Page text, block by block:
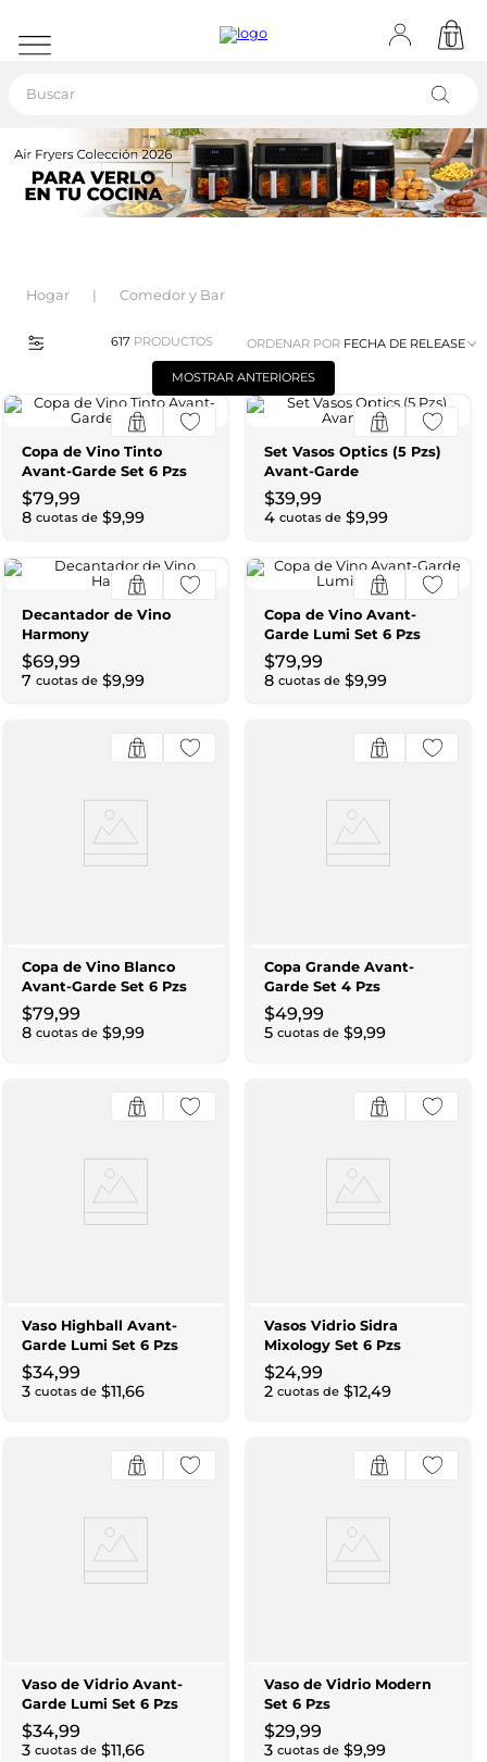
Hogar Comedor y Bar
617 PRODUCTOS ORDENAR POR FECHA DE RELEASE
MOSTRAR ANTERIORES
Copa de Vino Tinto
Avant-Garde Set 6 Pzs
$79,99
8 cuotas de $9,99
Set Vasos Optics (5 Pzs)
Avant-Garde
$39,99
4 cuotas de $9,99
Decantador de Vino
Harmony
$69,99
7 cuotas de $9,99
Copa de Vino Avant-
Garde Lumi Set 6 Pzs
$79,99
8 cuotas de $9,99
Copa de Vino Blanco
Avant-Garde Set 6 Pzs
$79,99
8 cuotas de $9,99
Copa Grande Avant-
Garde Set 4 Pzs
$49,99
5 cuotas de $9,99
Vaso Highball Avant-
Garde Lumi Set 6 Pzs
$34,99
3 cuotas de $11,66
Vasos Vidrio Sidra
Mixology Set 6 Pzs
$24,99
2 cuotas de $12,49
Vaso de Vidrio Avant-
Garde Lumi Set 6 Pzs
$34,99
3 cuotas de $11,66
Vaso de Vidrio Modern
Set 6 Pzs
$29,99
3 cuotas de $9,99